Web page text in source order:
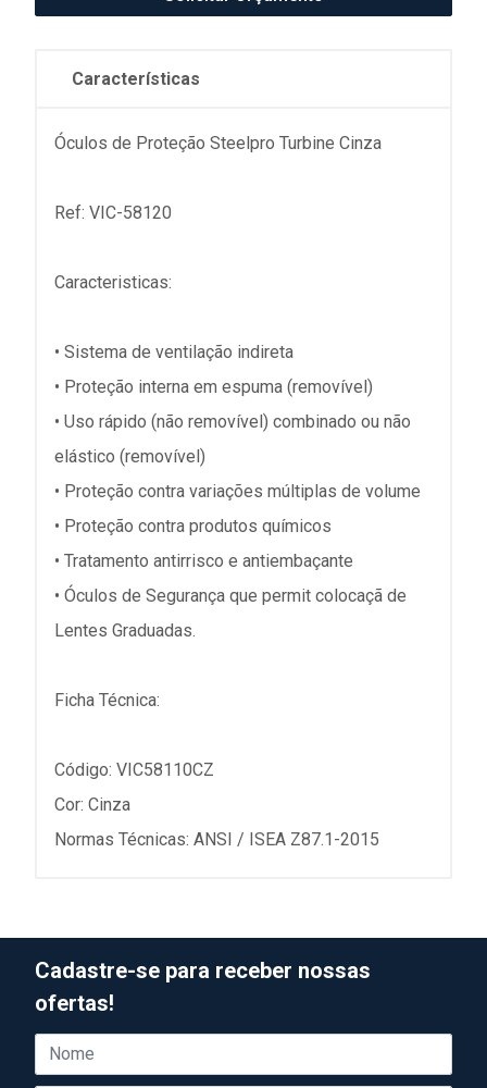
Características
Óculos de Proteção Steelpro Turbine Cinza
Ref: VIC-58120
Caracteristicas:
• Sistema de ventilação indireta
• Proteção interna em espuma (removível)
• Uso rápido (não removível) combinado ou não
elástico (removível)
• Proteção contra variações múltiplas de volume
• Proteção contra produtos químicos
• Tratamento antirrisco e antiembaçante
• Óculos de Segurança que permit colocaçã de
Lentes Graduadas.
Ficha Técnica:
Código: VIC58110CZ
Cor: Cinza
Normas Técnicas: ANSI / ISEA Z87.1-2015
Cadastre-se para receber nossas
ofertas!